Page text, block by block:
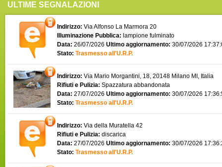
ULTIME SEGNALAZIONI
Indirizzo: Via Alfonso La Marmora 20
Illuminazione Pubblica: lampione fulminato
Data: 26/07/2026 Ultimo aggiornamento: 30/07/2026
Stato: Trasmesso all'U.R.P.
Indirizzo: Via Mario Morgantini, 18, 20148 Milano MI, Italia
Rifiuti e Pulizia: Spazzatura abbandonata
Data: 27/07/2026 Ultimo aggiornamento: 30/07/2026
Stato: Trasmesso all'U.R.P.
Indirizzo: Via della Muratella 42
Rifiuti e Pulizia: discarica
Data: 27/07/2026 Ultimo aggiornamento: 30/07/2026
Stato: Trasmesso all'U.R.P.